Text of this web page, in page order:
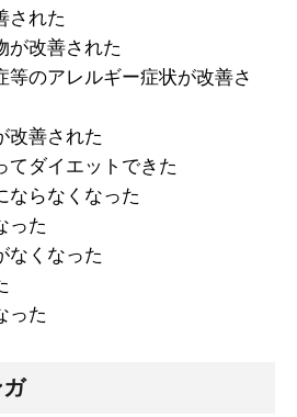
された
が改善された
等のアレルギー症状が改善さ
改善された
てダイエットできた
ならなくなった
った
なくなった
った